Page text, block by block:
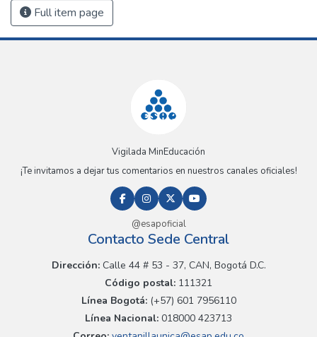
Full item page
Vigilada MinEducación
¡Te invitamos a dejar tus comentarios en nuestros canales oficiales!
@esapoficial
Contacto Sede Central
Dirección:Calle 44 # 53 - 37, CAN, Bogotá D.C.
Código postal: 111321
Línea Bogotá:(+57) 601 7956110
Línea Nacional: 018000 423713